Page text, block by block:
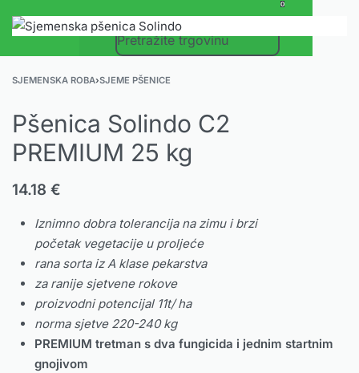
0
SJEMENSKA ROBA›SJEME PŠENICE
Pšenica Solindo C2
PREMIUM 25 kg
14.18 €
Iznimno dobra tolerancija na zimu i brzi
početak vegetacije u proljeće
rana sorta iz A klase pekarstva
za ranije sjetvene rokove
proizvodni potencijal 11t/ ha
norma sjetve 220-240 kg
PREMIUM tretman s dva fungicida i jednim startnim
gnojivom